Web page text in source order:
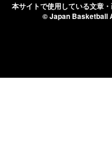
本サイトで使用している文章
© Japan Basketball